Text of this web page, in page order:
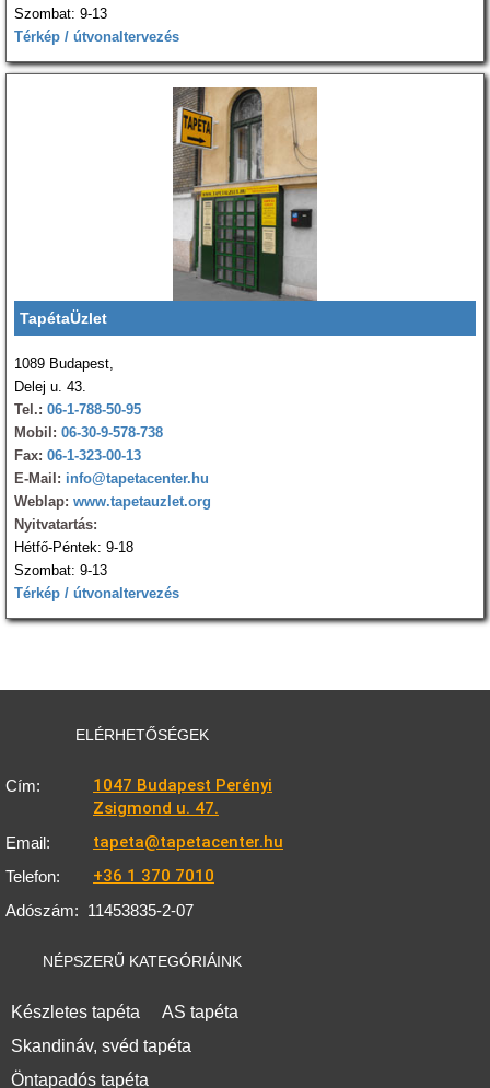
Szombat: 9-13
Térkép / útvonaltervezés
TapétaÜzlet
1089 Budapest,
Delej u. 43.
Tel.: 06-1-788-50-95
Mobil: 06-30-9-578-738
Fax: 06-1-323-00-13
E-Mail: info@tapetacenter.hu
Weblap: www.tapetauzlet.org
Nyitvatartás:
Hétfő-Péntek: 9-18
Szombat: 9-13
Térkép / útvonaltervezés
ELÉRHETŐSÉGEK
Cím:
1047 Budapest Perényi
Zsigmond u. 47.
Email: tapeta@tapetacenter.hu
Telefon: +36 1 370 7010
Adószám: 11453835-2-07
NÉPSZERŰ KATEGÓRIÁINK
Készletes tapéta
AS tapéta
Skandináv, svéd tapéta
Öntapadós tapéta